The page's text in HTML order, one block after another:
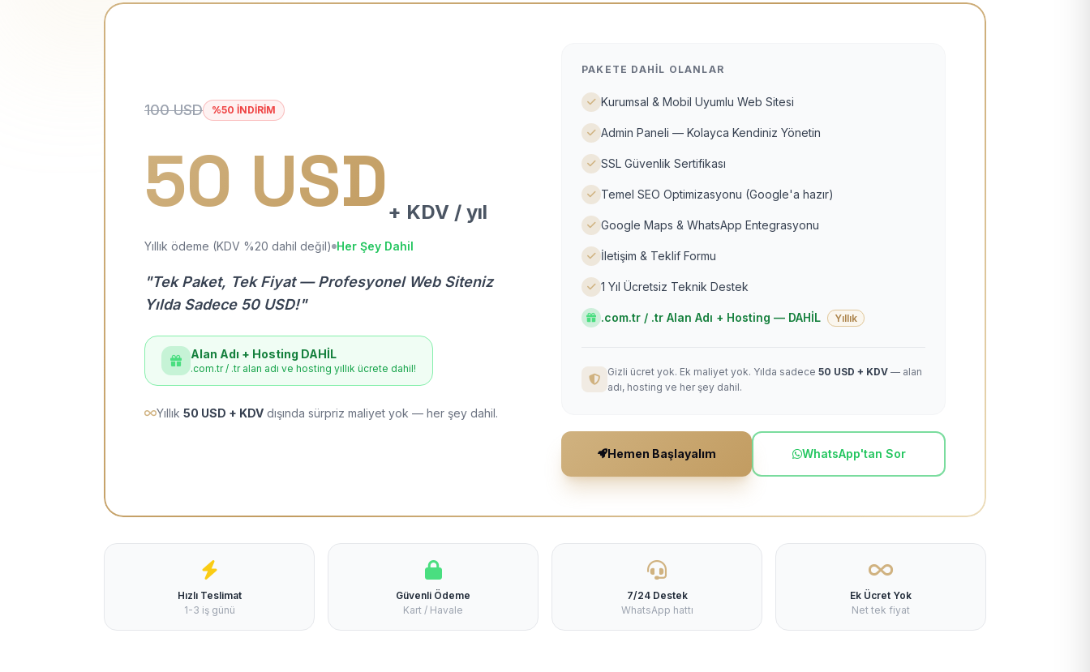
100 USD %50 İNDİRİM
50 USD + KDV / yıl
Yıllık ödeme (KDV %20 dahil değil) Her Şey Dahil
"Tek Paket, Tek Fiyat — Profesyonel Web Siteniz
Yılda Sadece 50 USD!"
Alan Adı + Hosting DAHİL
.com.tr / .tr alan adı ve hosting yıllık ücrete dahil!
Yıllık 50 USD + KDV dışında sürpriz maliyet yok — her şey dahil.
PAKETE DAHIL OLANLAR
Kurumsal & Mobil Uyumlu Web Sitesi
Admin Paneli — Kolayca Kendiniz Yönetin
SSL Güvenlik Sertifikası
Temel SEO Optimizasyonu (Google'a hazır)
Google Maps & WhatsApp Entegrasyonu
İletişim & Teklif Formu
1 Yıl Ücretsiz Teknik Destek
.com.tr / .tr Alan Adı + Hosting — DAHİL Yıllık
Gizli ücret yok. Ek maliyet yok. Yılda sadece 50 USD + KDV — alan
adı, hosting ve her şey dahil.
Hemen Başlayalım WhatsApp'tan Sor
Hızlı Teslimat
1-3 iş günü
Güvenli Ödeme
Kart / Havale
7/24 Destek
WhatsApp hattı
Ek Ücret Yok
Net tek fiyat